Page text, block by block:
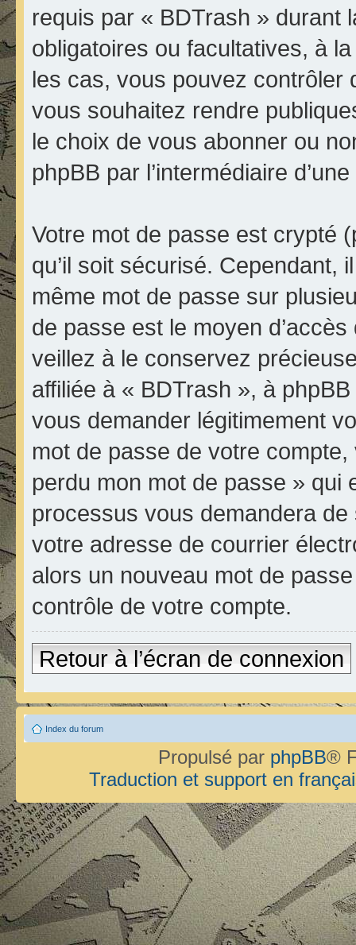
requis par « BDTrash » durant
obligatoires ou facultatives, à
les cas, vous pouvez contrôler
vous souhaitez rendre
le choix de vous abonner ou
phpBB par l’intermédiaire
Votre mot de passe est crypté
qu’il soit sécurisé. Cependant,
même mot de passe sur
de passe est le moyen
veillez à le conservez
affiliée à « BDTrash », à
vous demander légitimement
mot de passe de votre
perdu mon mot de passe » qui
processus vous demandera
votre adresse de courrier
alors un nouveau mot de
contrôle de votre compte.
Retour à l’écran de connexion
Index du forum
Propulsé par phpBB®
Traduction et support en